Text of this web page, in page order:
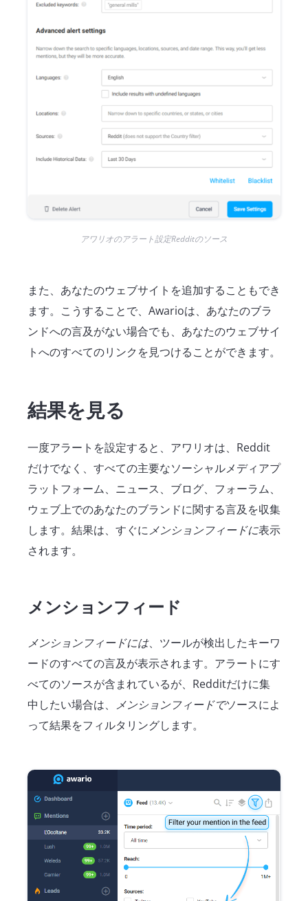
アワリオのアラート設定Redditのソース
また、あなたのウェブサイトを追加することもでき
ます。こうすることで、Awarioは、あなたのブラ
ンドへの言及がない場合でも、あなたのウェブサイ
トへのすべてのリンクを見つけることができます。
結果を見る
一度アラートを設定すると、アワリオは、Reddit
だけでなく、すべての主要なソーシャルメディアプ
ラットフォーム、ニュース、ブログ、フォーラム、
ウェブ上でのあなたのブランドに関する言及を収集
します。結果は、すぐにメンションフィードに表示
されます。
メンションフィード
メンションフィードには、ツールが検出したキーワ
ードのすべての言及が表示されます。アラートにす
べてのソースが含まれているが、Redditだけに集
中したい場合は、 メンションフィードでソースによ
って結果をフィルタリングします。